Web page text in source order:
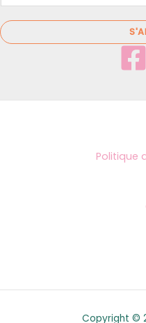
i
l
Politique
Copyright ©